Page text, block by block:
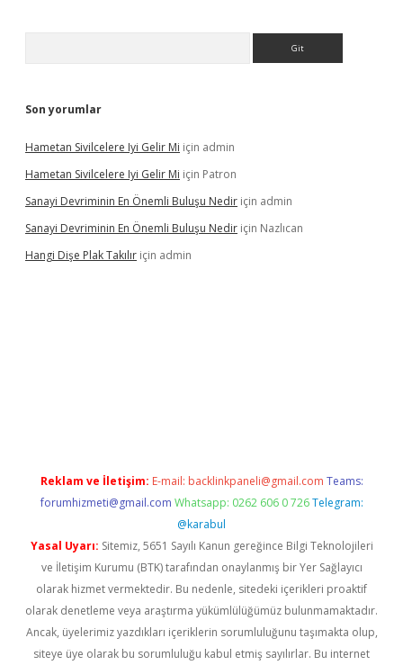
Son yorumlar
Hametan Sivilcelere Iyi Gelir Mi için admin
Hametan Sivilcelere Iyi Gelir Mi için Patron
Sanayi Devriminin En Önemli Buluşu Nedir için admin
Sanayi Devriminin En Önemli Buluşu Nedir için Nazlıcan
Hangi Dişe Plak Takılır için admin
Reklam ve İletişim: E-mail: backlinkpaneli@gmail.com Teams:
forumhizmeti@gmail.com Whatsapp: 0262 606 0 726 Telegram:
@karabul
Yasal Uyarı: Sitemiz, 5651 Sayılı Kanun gereğince Bilgi Teknolojileri
ve İletişim Kurumu (BTK) tarafından onaylanmış bir Yer Sağlayıcı
olarak hizmet vermektedir. Bu nedenle, sitedeki içerikleri proaktif
olarak denetleme veya araştırma yükümlülüğümüz bulunmamaktadır.
Ancak, üyelerimiz yazdıkları içeriklerin sorumluluğunu taşımakta olup,
siteye üye olarak bu sorumluluğu kabul etmiş sayılırlar. Bu internet